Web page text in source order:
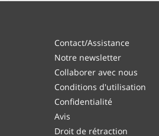
Contact/Assistance
Notre newsletter
Collaborer avec nous
Conditions d'utilisation
Confidentialité
Avis
Droit de rétraction